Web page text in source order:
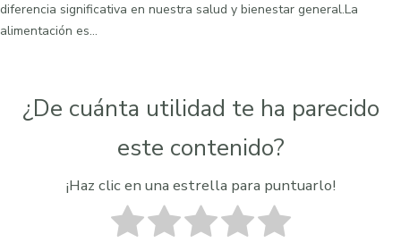
diferencia significativa en nuestra salud y bienestar general.La
alimentación es…
¿De cuánta utilidad te ha parecido
este contenido?
¡Haz clic en una estrella para puntuarlo!